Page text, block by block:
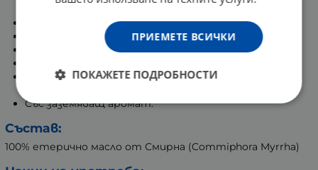
Допринася за по-бързото зарастване на рани.
Облекчава ревматични и ставни болки.
Подпомага здравето на венците и зъбите.
Допринася за по-младежки вид на кожата, ако се
Със заземяващ аромат.
Състав:
100% етерично масло от Смирна (Commiphora Myrrha)
ПРИЕМЕТЕ ВСИЧКИ
ПОКАЖЕТЕ ПОДРОБНОСТИ